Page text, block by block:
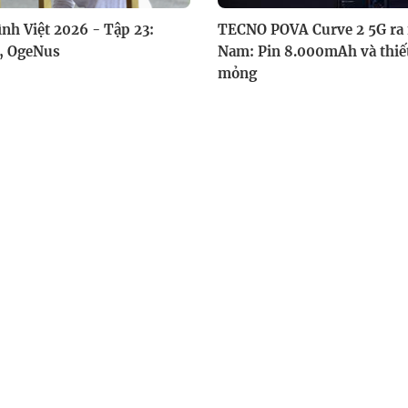
Việt 2026 - Tập 23:
OgeNus
TECNO POVA Curve 2 5G
Nam: Pin 8.000mAh và
mỏng